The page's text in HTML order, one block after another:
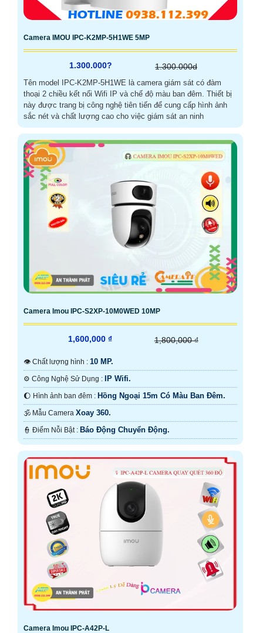
Camera IMOU IPC-K2MP-5H1WE 5MP
1.300.000? 1.300.000d
Tên model IPC-K2MP-5H1WE là camera giám sát có đàm
thoại 2 chiều kết nối Wifi IP và chế độ màu ban đêm. Thiết bị
này được trang bị công nghệ tiên tiến để cung cấp hình ảnh
sắc nét và chất lượng cao cho việc giám sát an ninh
Camera Imou IPC-S2XP-10M0WED 10MP
1,600,000 ₫ 1,800,000 ₫
👁 Chất lượng hình : 10 MP.
⚙ Công Nghệ Sử Dụng : IP Wifi.
🌔 Hình ảnh ban đêm : Hồng Ngoại 15m Có Màu Ban Ðêm.
🕉️ Mẫu Camera Xoay 360.
️👮 Điểm Nỗi Bật : Báo Động Chuyển Động.
Camera Imou IPC-A42P-L